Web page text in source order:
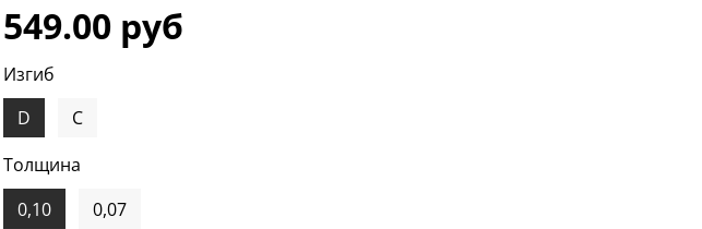
549.00 руб
Изгиб
D
C
Толщина
0,10
0,07